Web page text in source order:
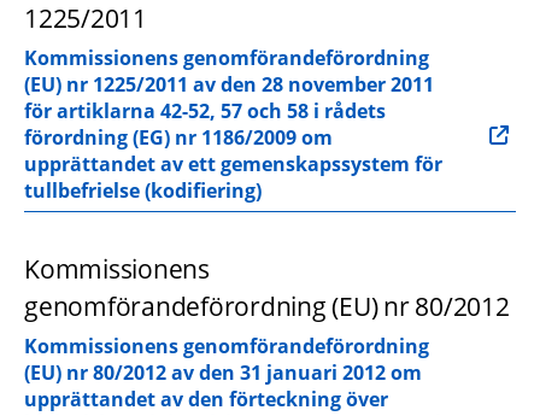
1225/2011
Kommissionens genomförandeförordning
(EU) nr 1225/2011 av den 28 november 2011
för artiklarna 42-52, 57 och 58 i rådets
förordning (EG) nr 1186/2009 om
upprättandet av ett gemenskapssystem för
tullbefrielse (kodifiering)
Kommissionens
genomförandeförordning (EU) nr 80/2012
Kommissionens genomförandeförordning
(EU) nr 80/2012 av den 31 januari 2012 om
upprättandet av den förteckning över